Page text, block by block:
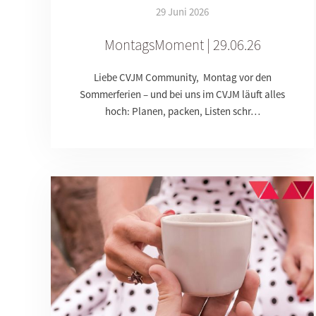
29 Juni 2026
MontagsMoment | 29.06.26
Liebe CVJM Community, Montag vor den
Sommerferien – und bei uns im CVJM läuft alles
hoch: Planen, packen, Listen schr…